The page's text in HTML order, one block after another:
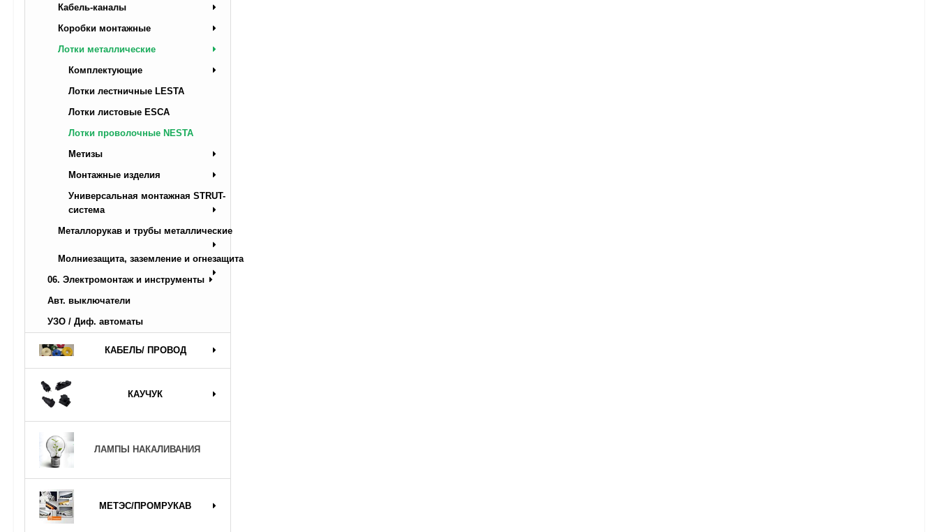
Кабель-каналы
Коробки монтажные
Лотки металлические
Комплектующие
Лотки лестничные LESTA
Лотки листовые ESCA
Лотки проволочные NESTA
Метизы
Монтажные изделия
Универсальная монтажная STRUT-
система
Металлорукав и трубы металлические
Молниезащита, заземление и огнезащита
06. Электромонтаж и инструменты
Авт. выключатели
УЗО / Диф. автоматы
КАБЕЛЬ/ ПРОВОД
КАУЧУК
ЛАМПЫ НАКАЛИВАНИЯ
МЕТЭС/ПРОМРУКАВ